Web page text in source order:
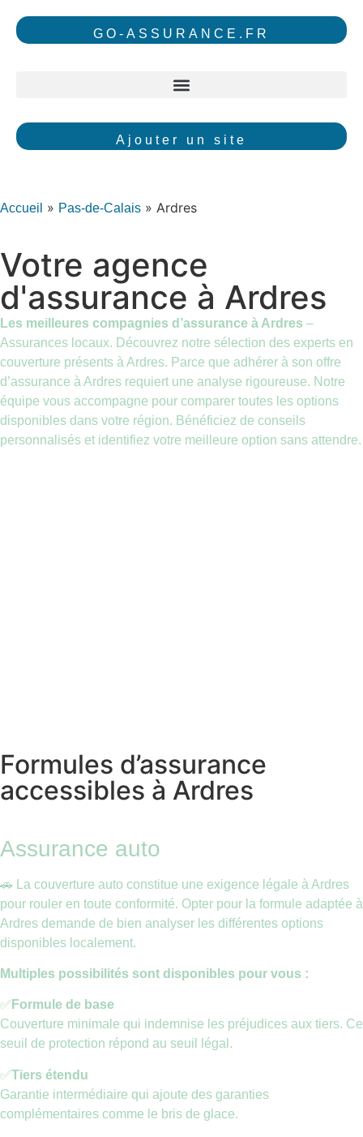
GO-ASSURANCE.FR
Ajouter un site
Accueil » Pas-de-Calais » Ardres
Votre agence
d'assurance à Ardres
Les meilleures compagnies d’assurance à Ardres –
Assurances locaux. Découvrez notre sélection des experts en
couverture présents à Ardres. Parce que adhérer à son offre
d’assurance à Ardres requiert une analyse rigoureuse. Notre
équipe vous accompagne pour comparer toutes les options
disponibles dans votre région. Bénéficiez de conseils
personnalisés et identifiez votre meilleure option sans attendre.
Formules d’assurance
accessibles à Ardres
Assurance auto
🚗 La couverture auto constitue une exigence légale à Ardres
pour rouler en toute conformité. Opter pour la formule adaptée à
Ardres demande de bien analyser les différentes options
disponibles localement.
Multiples possibilités sont disponibles pour vous :
✅ Formule de base
Couverture minimale qui indemnise les préjudices aux tiers. Ce
seuil de protection répond au seuil légal.
✅Tiers étendu
Garantie intermédiaire qui ajoute des garanties
complémentaires comme le bris de glace.